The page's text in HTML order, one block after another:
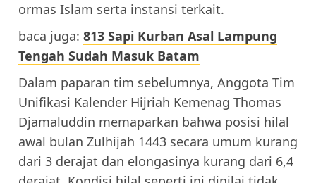
ormas Islam serta instansi terkait.
baca juga: 813 Sapi Kurban Asal Lampung
Tengah Sudah Masuk Batam
Dalam paparan tim sebelumnya, Anggota Tim
Unifikasi Kalender Hijriah Kemenag Thomas
Djamaluddin memaparkan bahwa posisi hilal
awal bulan Zulhijah 1443 secara umum kurang
dari 3 derajat dan elongasinya kurang dari 6,4